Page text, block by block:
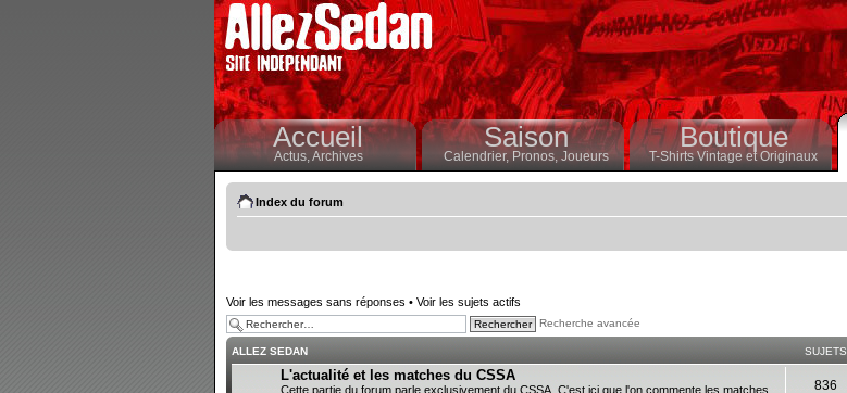
Accueil
Actus,Archives
Saison
Calendrier,Pronos, Joueurs
Boutique
T-Shirts Vintage et Originaux
Index du forum
Voir les messages sans réponses • Voir les sujets actifs
Recherche avancée
ALLEZ SEDAN SUJETS
L'actualité et les matches du CSSA
Cette partie du forum parle exclusivement du CSSA. C'est ici que l'on commente les matches
836